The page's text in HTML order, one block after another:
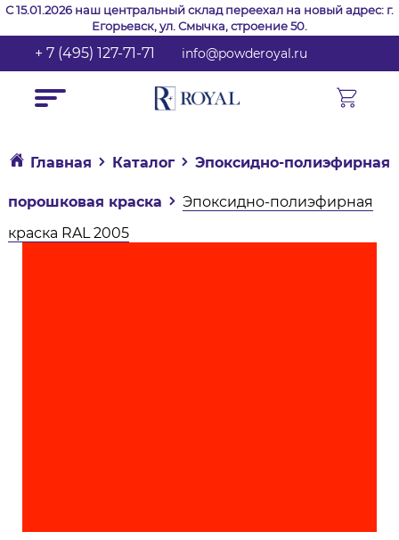
С 15.01.2026 наш центральный склад переехал на новый адрес: г.
Егорьевск, ул. Смычка, строение 50.
+ 7 (495) 127-71-71 info@powderoyal.ru
Главная Каталог Эпоксидно-полиэфирная
порошковая краска
Эпоксидно-полиэфирная
краска RAL 2005